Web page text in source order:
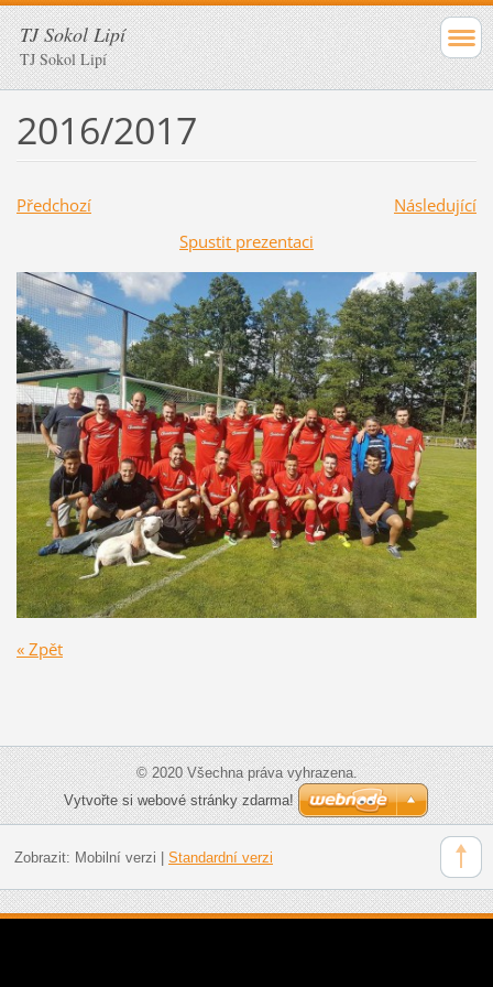
TJ Sokol Lipí
TJ Sokol Lipí
2016/2017
Předchozí
Následující
Spustit prezentaci
« Zpět
© 2020 Všechna práva vyhrazena.
Vytvořte si webové stránky zdarma!
Zobrazit: Mobilní verzi Standardní verzi